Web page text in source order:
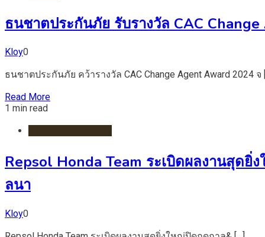
ธนชาตประกันภัย รับรางวัล CAC
Kloy0
ธนชาตประกันภัย คว้ารางวัล CAC Change Agent Award 2024 จ
Read More
1 min read
Repsol Honda Team ระเบิดผลงานสุด
ลนา
Kloy0